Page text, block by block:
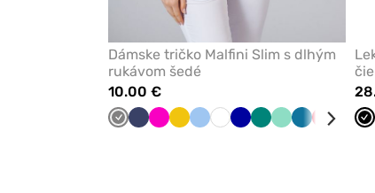
Dámske tričko Malfini Slim s dlhým
rukávom šedé
10.00 €
TmavoNámornícky
Malinová
Žltá ModráBielaTmavoZelenáMátováKaribskáČervená